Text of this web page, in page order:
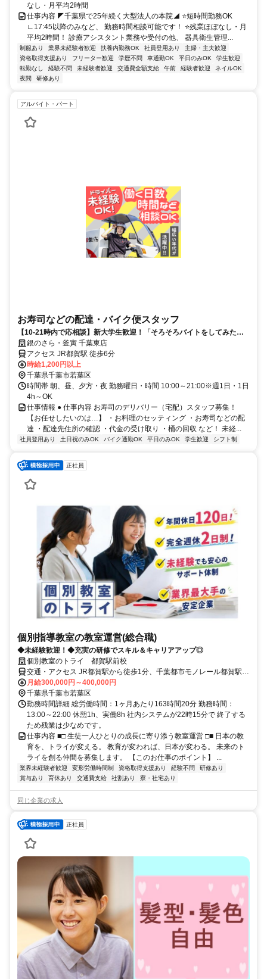
なし・月平均2時間
仕事内容 ◤千葉県で25年続く大型法人の本院◢ ⭐短時間勤務OK
∟17:45以降のみなど、 勤務時間相談可能です！ ⭐残業ほぼなし・月
平均2時間！ 診療アシスタント業務や受付の他、 器具衛生管理...
制服あり 業界未経験者歓迎 扶養内勤務OK 社員登用あり
主婦・主夫歓迎
資格取得支援あり
フリーター歓迎 学歴不問 車通勤OK 平日のみOK
学生歓迎
転勤なし
経験不問 未経験者歓迎 交通費全額支給 午前 経験者歓迎
ネイルOK
夜間
研修あり
アルバイト・パート
お寿司などの配達・バイク便スタッフ
【10-21時内で応相談】新大学生歓迎！「そろそろバイトをしてみた
い」そんな方もお気軽に♪
銀のさら・釜寅 千葉東店
アクセス JR都賀駅 徒歩6分
時給1,200円以上
千葉県千葉市若葉区
時間帯 朝、昼、夕方・夜 勤務曜日・時間 10:00～21:00※週1日・1日
4h～OK
仕事情報 ● 仕事内容 お寿司のデリバリー（宅配）スタッフ募集！
【お任せしたいのは…】 ・お料理のセッティング ・お寿司などの配
達 ・配達先住所の確認 ・代金の受け取り ・桶の回収 など！ 未経...
社員登用あり 土日祝のみOK バイク通勤OK 平日のみOK 学生歓迎 シフト制
正社員
個別指導教室の教室運営(総合職)
◆未経験歓迎！◆充実の研修でスキル＆キャリアアップ◎
個別教室のトライ 都賀駅前校
交通・アクセス JR都賀駅から徒歩1分、千葉都市モノレール都賀駅か
ら徒歩2分
月給300,000円～400,000円
千葉県千葉市若葉区
勤務時間詳細 総労働時間：1ヶ月あたり163時間20分 勤務時間：
13:00～22:00 休憩1h、実働8h 社内システムが22時15分で 終了する
ため残業は少なめです。
仕事内容 ■□ 生徒一人ひとりの成長に寄り添う教室運営 □■ 日本の教
育を、トライが変える。 教育が変われば、日本が変わる。 未来のト
ライを創る仲間を募集します。 【このお仕事のポイント】 ...
業界未経験者歓迎 変形労働時間制 資格取得支援あり 経験不問
研修あり
賞与あり
育休あり 交通費支給 社割あり 寮・社宅あり
同じ企業の求人
正社員